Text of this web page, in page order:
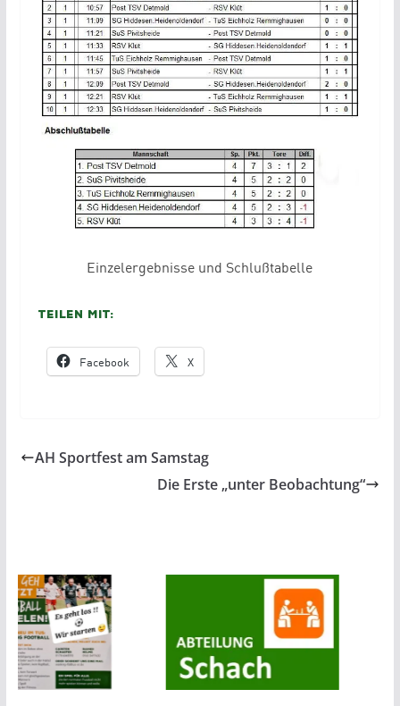
Einzelergebnisse und Schlußtabelle
Teilen mit:
Facebook X
AH Sportfest am Samstag
Die Erste „unter Beobachtung“